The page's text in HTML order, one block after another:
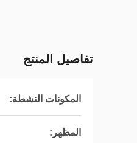
تفاصيل المنتج
المكونات النشطة:
المظهر: